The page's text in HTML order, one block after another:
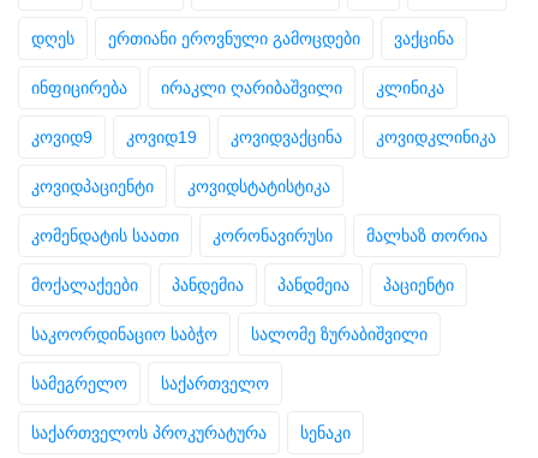
დღეს ერთიანი ეროვნული გამოცდები ვაქცინა
ინფიცირება ირაკლი ღარიბაშვილი კლინიკა
კოვიდ9 კოვიდ19 კოვიდვაქცინა კოვიდკლინიკა
კოვიდპაციენტი კოვიდსტატისტიკა
კომენდატის საათი კორონავირუსი მალხაზ თორია
მოქალაქეები პანდემია პანდმეია პაციენტი
საკოორდინაციო საბჭო სალომე ზურაბიშვილი
სამეგრელო საქართველო
საქართველოს პროკურატურა სენაკი